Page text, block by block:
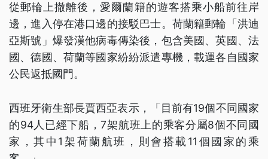
從郵輪上撤離後，愛爾蘭籍的遊客搭乘小船前往岸
邊，進入停在港口邊的接駁巴士。荷蘭籍郵輪「洪迪
亞斯號」爆發漢他病毒傳染後，包含美國、英國、法
國、德國、荷蘭等國家紛紛派遣專機，載運各自國家
公民返抵國門。
西班牙衛生部長賈西亞表示，「目前有19個不同國家
的94人已經下船，7架航班上的乘客分屬8個不同國
家，其中1架荷蘭航班，則會搭載11個國家的乘